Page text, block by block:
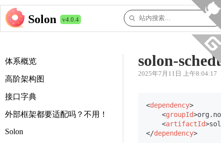
Solon v4.0.4
体系概览
高阶架构图
接口字典
外部框架都要适配吗？不用！
Solon
solon-
2025年7月11日 上午8:04:17
<dependency>
<groupId>
<artifactId>
</dependency>